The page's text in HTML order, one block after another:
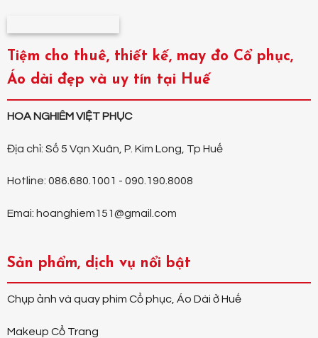
Tiệm cho thuê, thiết kế, may đo Cổ phục,
Áo dài đẹp và uy tín tại Huế
HOA NGHIÊM VIỆT PHỤC
Địa chỉ: Số 5 Vạn Xuân, P. Kim Long, Tp Huế
Hotline: 086.680.1001 - 090.190.8008
Emai: hoanghiem151@gmail.com
Sản phẩm, dịch vụ nổi bật
Chụp ảnh và quay phim Cổ phục, Áo Dài ở Huế
Makeup Cổ Trang